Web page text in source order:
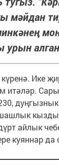
мәйдан
урын
Ике
итәләр.
айлык
куяннар да